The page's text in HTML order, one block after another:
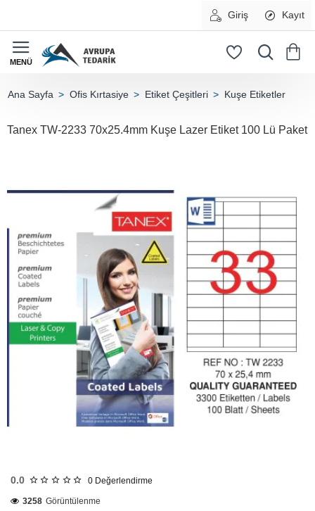
Giriş Kayıt
Ofis Kırtasiye Etiket Çeşitleri Kuşe Etiketler
Tanex TW-2233 70x25.4mm Kuşe Lazer Etiket 100 Lü Paket
0.0 0 Değerlendirme
3258 Görüntülenme